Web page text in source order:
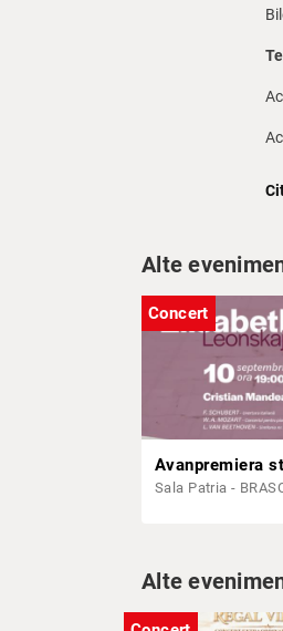
Alte
Concert
Sala Patria -
Alte